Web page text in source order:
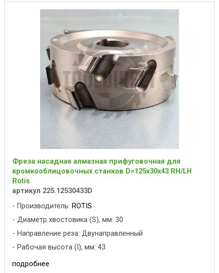
Фреза насадная алмазная прифуговочная для
кромкооблицовочных станков D=125x30x43 RH/LH
Rotis
артикул 225.12530433D
Производитель: ROTIS
Диаметр хвостовика (S), мм: 30
Направление реза: Двунаправленный
Рабочая высота (I), мм: 43
подробнее